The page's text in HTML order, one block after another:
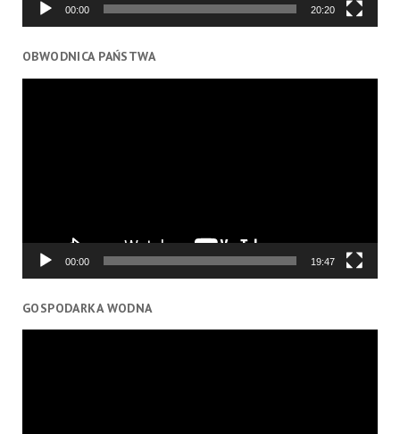
00:00 20:20
OBWODNICA PAŃSTWA
00:00 19:47
GOSPODARKA WODNA